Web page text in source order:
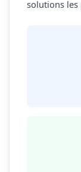
solutions les